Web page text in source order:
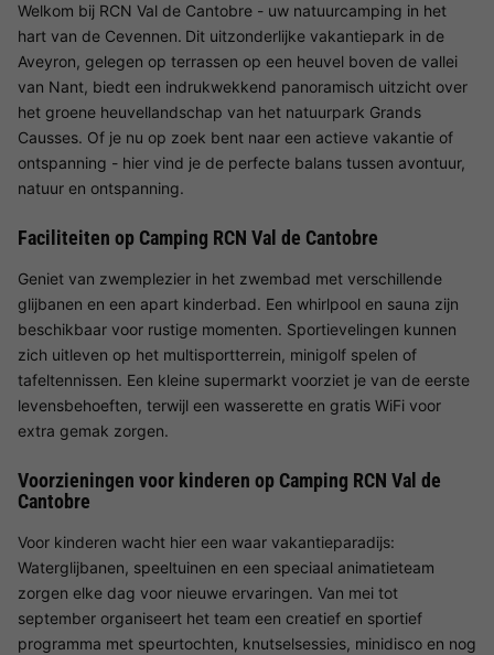
Welkom bij RCN Val de Cantobre - uw natuurcamping in het
hart van de Cevennen. Dit uitzonderlijke vakantiepark in de
Aveyron, gelegen op terrassen op een heuvel boven de vallei
van Nant, biedt een indrukwekkend panoramisch uitzicht over
het groene heuvellandschap van het natuurpark Grands
Causses. Of je nu op zoek bent naar een actieve vakantie of
ontspanning - hier vind je de perfecte balans tussen avontuur,
natuur en ontspanning.
Faciliteiten op Camping RCN Val de Cantobre
Geniet van zwemplezier in het zwembad met verschillende
glijbanen en een apart kinderbad. Een whirlpool en sauna zijn
beschikbaar voor rustige momenten. Sportievelingen kunnen
zich uitleven op het multisportterrein, minigolf spelen of
tafeltennissen. Een kleine supermarkt voorziet je van de eerste
levensbehoeften, terwijl een wasserette en gratis WiFi voor
extra gemak zorgen.
Voorzieningen voor kinderen op Camping RCN Val de
Cantobre
Voor kinderen wacht hier een waar vakantieparadijs:
Waterglijbanen, speeltuinen en een speciaal animatieteam
zorgen elke dag voor nieuwe ervaringen. Van mei tot
september organiseert het team een creatief en sportief
programma met speurtochten, knutselsessies, minidisco en nog